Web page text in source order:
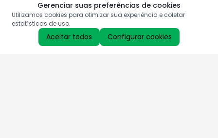
Gerenciar suas preferências de cookies
Utilizamos cookies para otimizar sua experiência e coletar
estatísticas de uso.
Aceitar todos Configurar cookies